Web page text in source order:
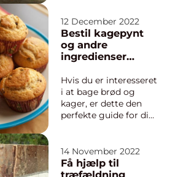
beskytter det indre
mod vejrlig og andre
miljøfaktorer. Den
forbedrer også
appel, så den ser mere
attrakti...
12 December 2022
Bestil kagepynt
og andre
ingredienser
Hvis du er interesseret
i at bage brød og
kager, er dette den
perfekte guide for dig.
bageudstyr og
ingredienser samt
tips om, hvordan du
14 November 2022
Få hjælp til
træfældning